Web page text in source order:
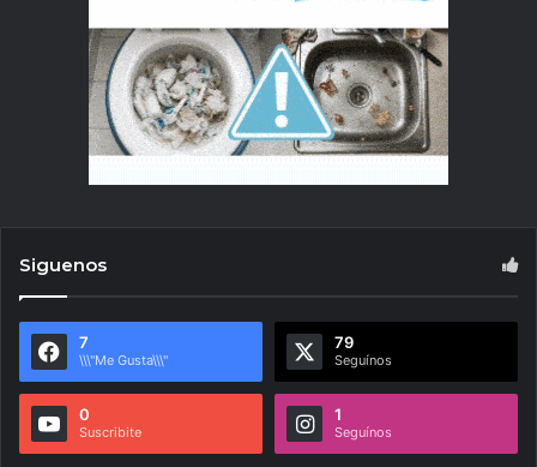
Siguenos
7
\\\"Me Gusta\\\"
79
Seguínos
0
Suscribite
1
Seguínos